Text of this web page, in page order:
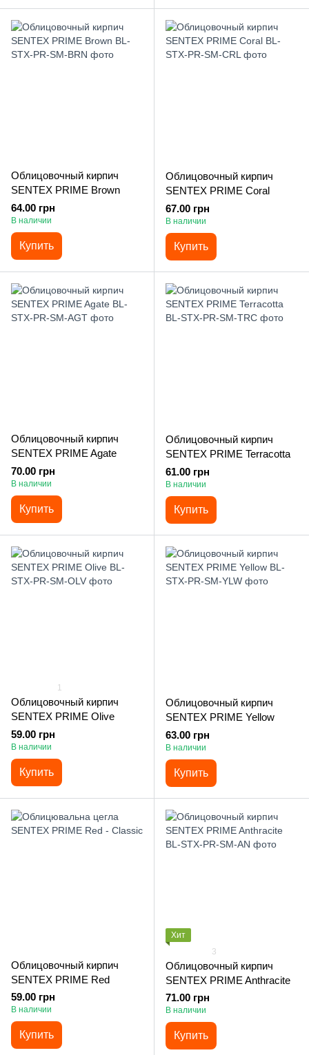
Облицовочный кирпич
SENTEX PRIME Brown
64.00 грн
В наличии
Купить
Облицовочный кирпич
SENTEX PRIME Coral
67.00 грн
В наличии
Купить
Облицовочный кирпич
SENTEX PRIME Agate
70.00 грн
В наличии
Купить
Облицовочный кирпич
SENTEX PRIME Terracotta
61.00 грн
В наличии
Купить
1
Облицовочный кирпич
SENTEX PRIME Olive
59.00 грн
В наличии
Купить
Облицовочный кирпич
SENTEX PRIME Yellow
63.00 грн
В наличии
Купить
Облицовочный кирпич
SENTEX PRIME Red
59.00 грн
В наличии
Купить
Хит
3
Облицовочный кирпич
SENTEX PRIME Anthracite
71.00 грн
В наличии
Купить